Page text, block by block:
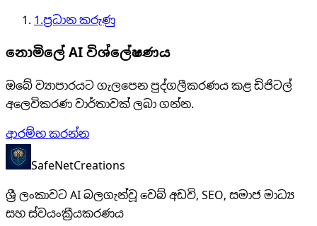
1.ප්‍රධාන කරුණු
නොමිලේ AI විශ්ලේෂණය
ඔබේ ව්‍යාපාරයට ගැලපෙන පුද්ගලීකරණය කළ ඩිජිටල්
අලෙවිකරණ වාර්තාවක් ලබා ගන්න.
ආරම්භ කරන්න
SafeNetCreations
ශ්‍රී ලංකාවට AI බලගැන්වූ වෙබ් අඩවි, SEO, සමාජ මාධ්‍ය
සහ ස්වයංක්‍රීයකරණය